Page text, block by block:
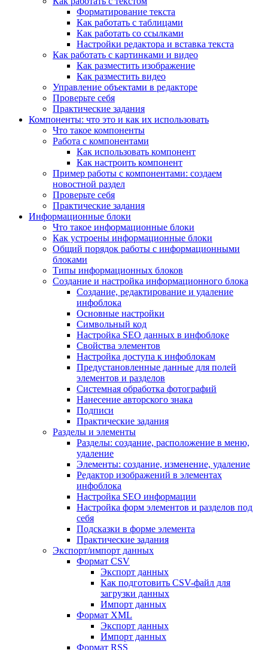
Форматирование текста
Как работать с таблицами
Как работать со ссылками
Настройки редактора и вставка текста
Как работать с картинками и видео
Как разместить изображение
Как разместить видео
Управление объектами в редакторе
Проверьте себя
Практические задания
Компоненты: что это и как их использовать
Что такое компоненты
Работа с компонентами
Как использовать компонент
Как настроить компонент
Пример работы с компонентами: создаем
новостной раздел
Проверьте себя
Практические задания
Информационные блоки
Что такое информационные блоки
Как устроены информационные блоки
Общий порядок работы с информационными
блоками
Типы информационных блоков
Создание и настройка информационного блока
Создание, редактирование и удаление
инфоблока
Основные настройки
Символьный код
Настройка SEO данных в инфоблоке
Свойства элементов
Настройка доступа к инфоблокам
Предустановленные данные для полей
элементов и разделов
Системная обработка фотографий
Нанесение авторского знака
Подписи
Практические задания
Разделы и элементы
Разделы: создание, расположение в меню,
удаление
Элементы: создание, изменение, удаление
Редактор изображений в элементах
инфоблока
Настройка SEO информации
Настройка форм элементов и разделов под
себя
Подсказки в форме элемента
Практические задания
Экспорт/импорт данных
Формат CSV
Экспорт данных
Как подготовить CSV-файл для
загрузки данных
Импорт данных
Формат XML
Экспорт данных
Импорт данных
Формат RSS